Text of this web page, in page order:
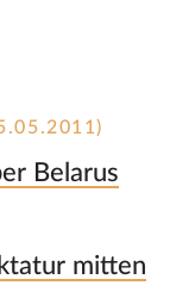
Belarus
mitten